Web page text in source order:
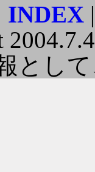
INDEX|
として